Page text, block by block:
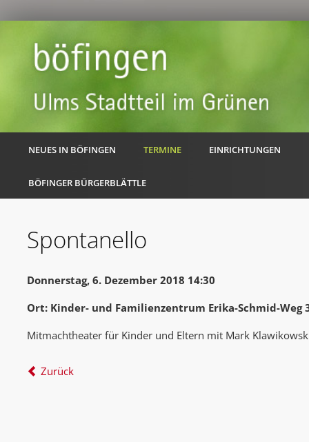
NEUES IN BÖFINGEN TERMINE EINRICHTUNGEN
BÖFINGER BÜRGERBLÄTTLE
Spontanello
Donnerstag, 6. Dezember 2018 14:30
Ort: Kinder- und Familienzentrum Erika-Schmid-Weg
Mitmachtheater für Kinder und Eltern mit Mark
Zurück